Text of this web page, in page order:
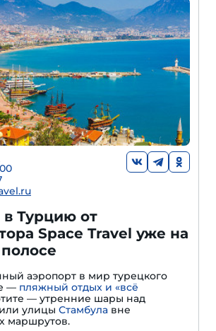
Турцию от
Space Travel уже на
аэропорт в мир турецкого
— пляжный отдых и «всё
— утренние шары над
или улицы Стамбула вне
маршрутов.